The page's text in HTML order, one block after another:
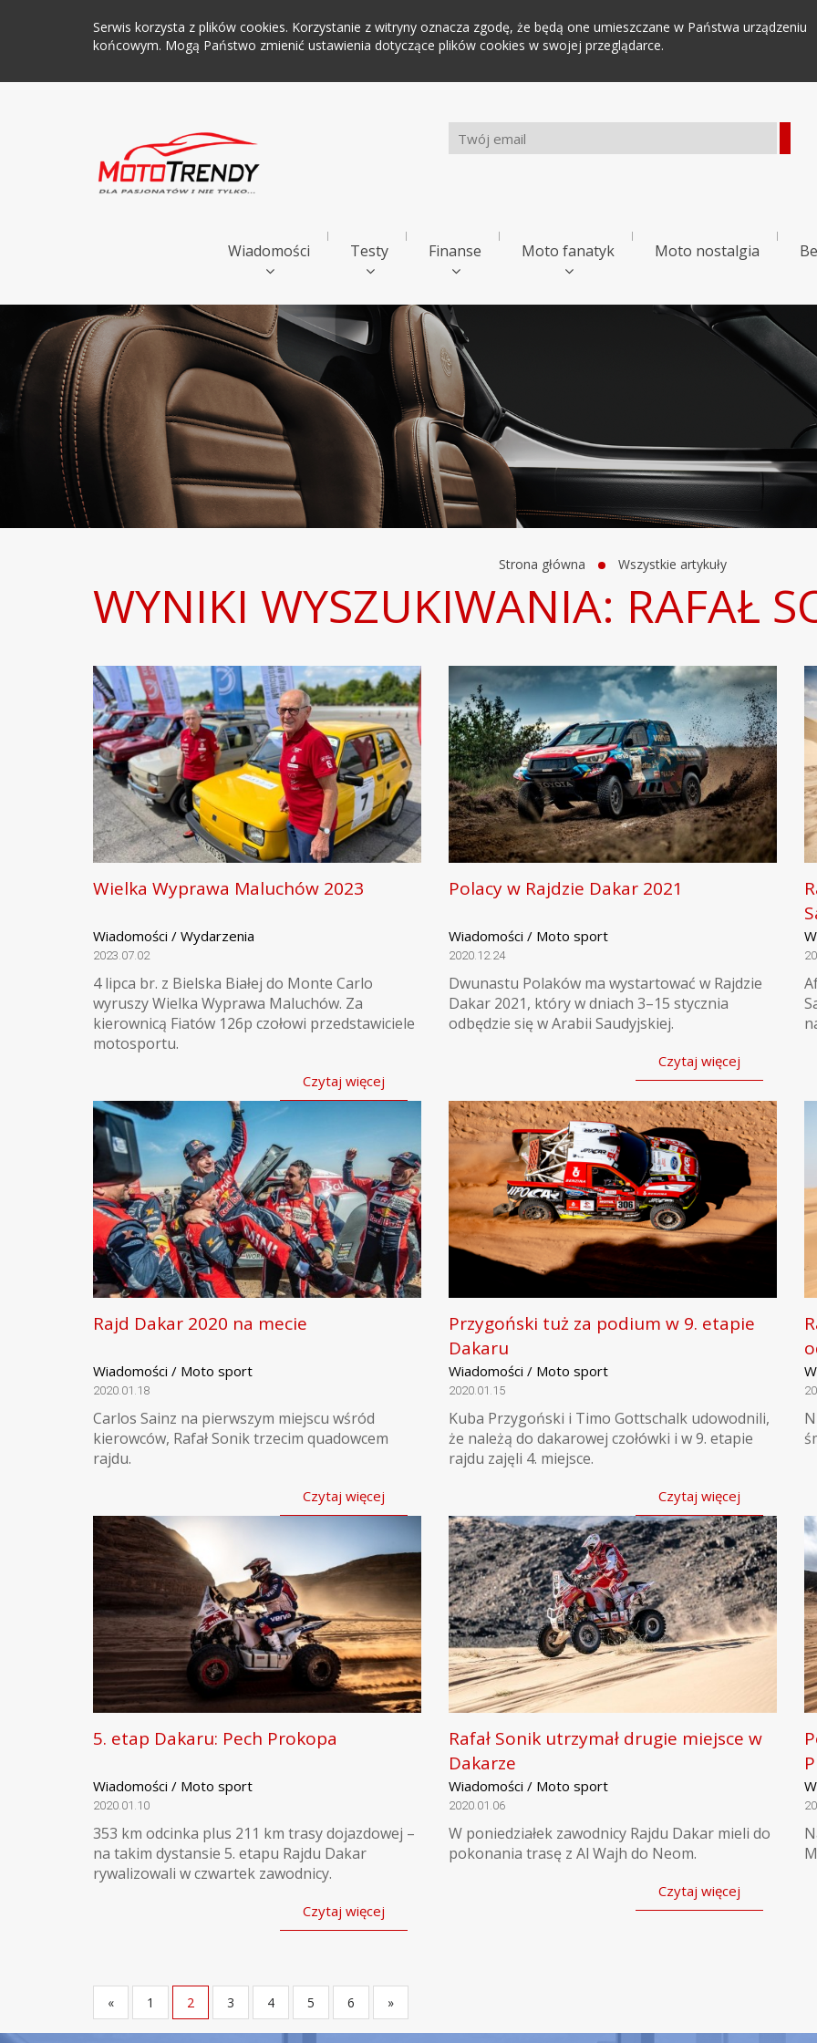
Serwis korzysta z plików cookies. Korzystanie z witryny oznacza zgodę, że będą one umieszczane w Państwa urządzeniu
końcowym. Mogą Państwo zmienić ustawienia dotyczące plików cookies w swojej przeglądarce.
Wiadomości Testy Finanse Moto fanatyk Moto nostalgia
Strona główna Wszystkie artykuły
WYNIKI WYSZUKIWANIA: RAFAŁ
Wielka Wyprawa Maluchów 2023
Wiadomości / Wydarzenia
2023.07.02
4 lipca br. z Bielska Białej do Monte Carlo
wyruszy Wielka Wyprawa Maluchów. Za
kierownicą Fiatów 126p czołowi przedstawiciele
motosportu.
Czytaj więcej
Polacy w Rajdzie Dakar 2021
Wiadomości / Moto sport
2020.12.24
Dwunastu Polaków ma wystartować w Rajdzie
Dakar 2021, który w dniach 3–15 stycznia
odbędzie się w Arabii Saudyjskiej.
Czytaj więcej
Rajd Dakar 2020 na mecie
Wiadomości / Moto sport
2020.01.18
Carlos Sainz na pierwszym miejscu wśród
kierowców, Rafał Sonik trzecim quadowcem
rajdu.
Czytaj więcej
Przygoński tuż za podium w 9. etapie
Dakaru
Wiadomości / Moto sport
2020.01.15
Kuba Przygoński i Timo Gottschalk udowodnili,
że należą do dakarowej czołówki i w 9. etapie
rajdu zajęli 4. miejsce.
Czytaj więcej
5. etap Dakaru: Pech Prokopa
Wiadomości / Moto sport
2020.01.10
353 km odcinka plus 211 km trasy dojazdowej –
na takim dystansie 5. etapu Rajdu Dakar
rywalizowali w czwartek zawodnicy.
Czytaj więcej
Rafał Sonik utrzymał drugie miejsce w
Dakarze
Wiadomości / Moto sport
2020.01.06
W poniedziałek zawodnicy Rajdu Dakar mieli do
pokonania trasę z Al Wajh do Neom.
Czytaj więcej
« 1 2 3 4 5 6 »